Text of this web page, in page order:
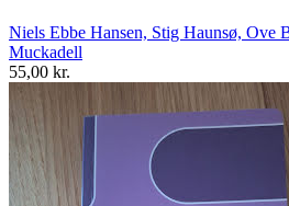
Niels Ebbe Hansen, Stig Haunsø, Ove
Muckadell
55,00 kr.